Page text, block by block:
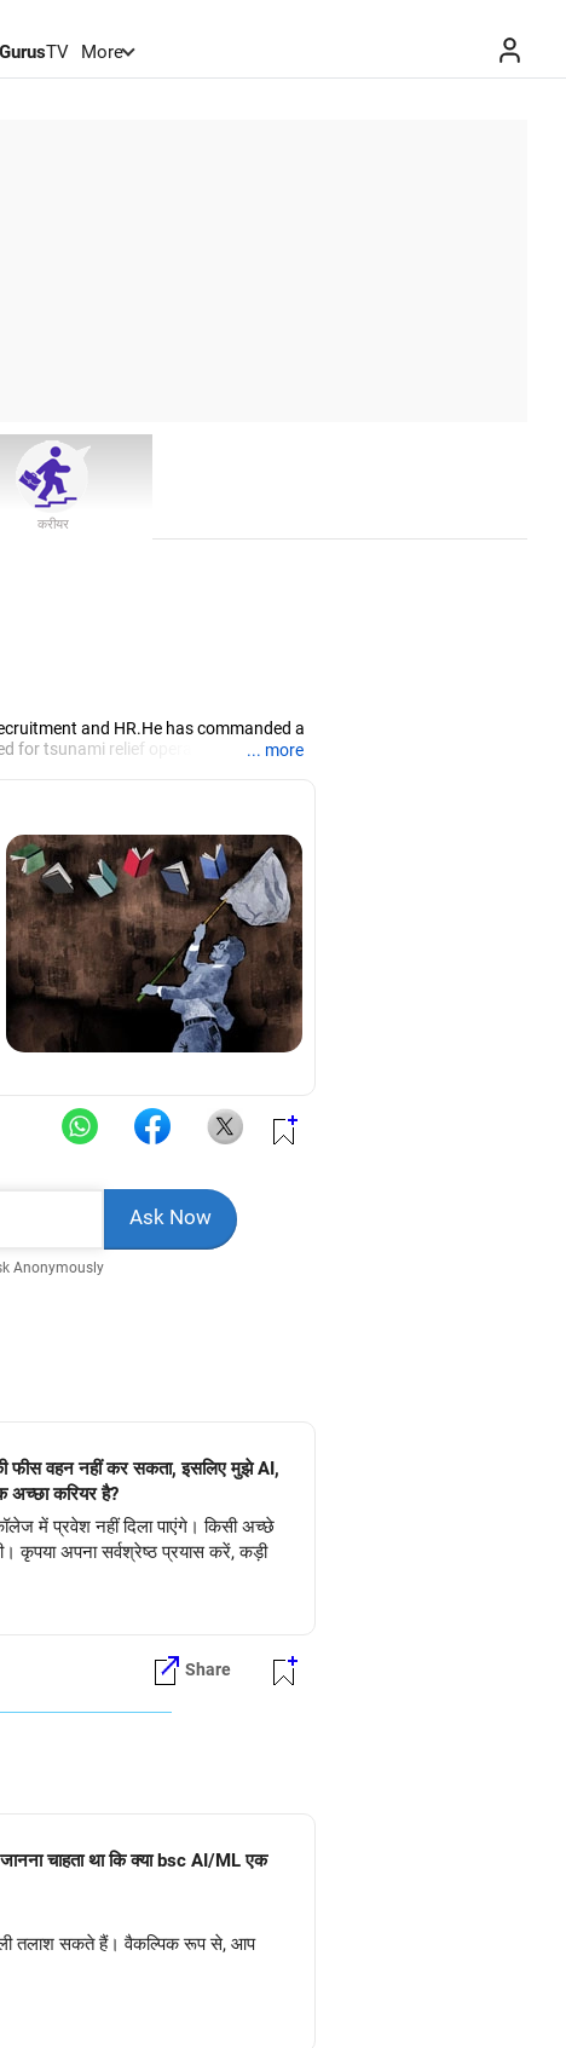
GurusTV More
करीयर
and HR.He has commanded a
for tsunami relief operations. Today, he
... more
Anonymously
फीस वहन नहीं कर सकता, इसलिए मुझे AI,
अच्छा करियर है?
में प्रवेश नहीं दिला पाएंगे। किसी अच्छे
कृपया अपना सर्वश्रेष्ठ प्रयास करें, कड़ी
Share
चाहता था कि क्या bsc AI/ML एक
तलाश सकते हैं। वैकल्पिक रूप से, आप